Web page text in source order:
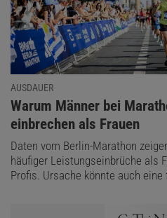
AUSDAUER
:
Warum Männer bei
einbrechen als Frauen
Daten vom Berlin-Marathon
häufiger Leistungseinbrüche als
Profis. Ursache könnte auch eine